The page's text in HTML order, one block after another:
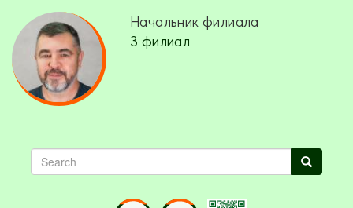
Начальник филиала
3 филиал
Search Search